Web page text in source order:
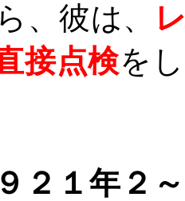
、彼は、
接点検を
２１年２